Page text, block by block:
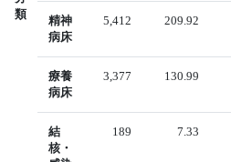
類
精神
病床
5,412 209.92
療養
病床
3,377 130.99
結
核・
189 7.33